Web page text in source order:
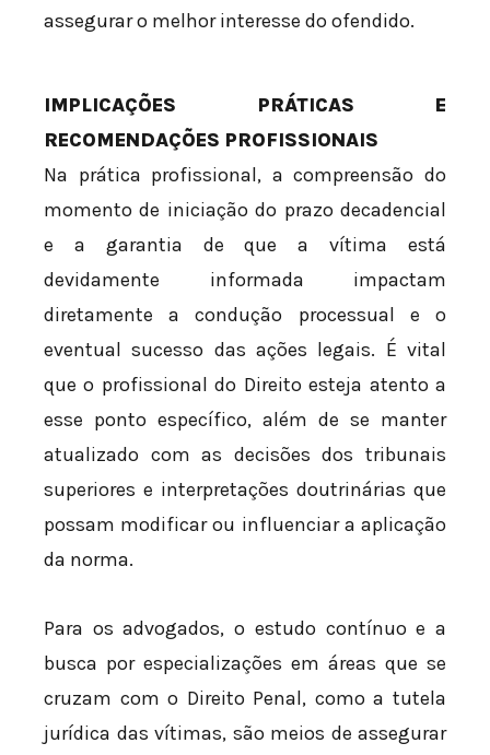
assegurar o melhor interesse do ofendido.
IMPLICAÇÕES PRÁTICAS E
RECOMENDAÇÕES PROFISSIONAIS
Na prática profissional, a compreensão do
momento de iniciação do prazo decadencial
e a garantia de que a vítima está
devidamente informada impactam
diretamente a condução processual e o
eventual sucesso das ações legais. É vital
que o profissional do Direito esteja atento a
esse ponto específico, além de se manter
atualizado com as decisões dos tribunais
superiores e interpretações doutrinárias que
possam modificar ou influenciar a aplicação
da norma.
Para os advogados, o estudo contínuo e a
busca por especializações em áreas que se
cruzam com o Direito Penal, como a tutela
jurídica das vítimas, são meios de assegurar